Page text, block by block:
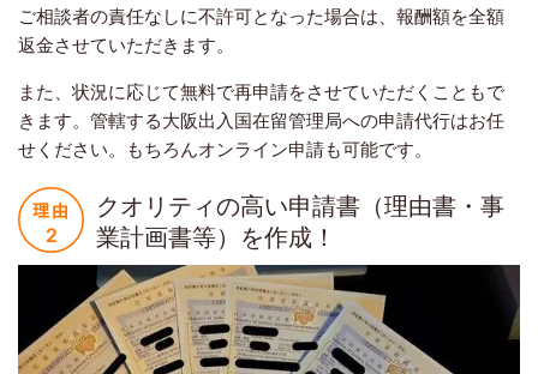
ご相談者の責任なしに不許可となった場合は、報酬額を全額
返金させていただきます。
また、状況に応じて無料で再申請をさせていただくこともで
きます。管轄する大阪出入国在留管理局への申請代行はお任
せください。もちろんオンライン申請も可能です。
クオリティの高い申請書（理由書・事
業計画書等）を作成！